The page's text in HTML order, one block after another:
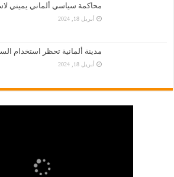
محاكمة سياسي ألماني يميني
أبريل 18, 2024
مدينة ألمانية تحظر استخدام
أبريل 18, 2024